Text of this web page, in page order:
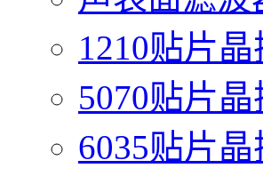
1210贴片晶
5070贴片晶
6035贴片晶